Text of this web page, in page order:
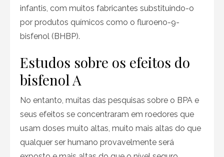
infantis, com muitos fabricantes substituindo-o
por produtos químicos como o fluroeno-9-
bisfenol (BHBP).
Estudos sobre os efeitos do
bisfenol A
No entanto, muitas das pesquisas sobre o BPA e
seus efeitos se concentraram em roedores que
usam doses muito altas, muito mais altas do que
qualquer ser humano provavelmente será